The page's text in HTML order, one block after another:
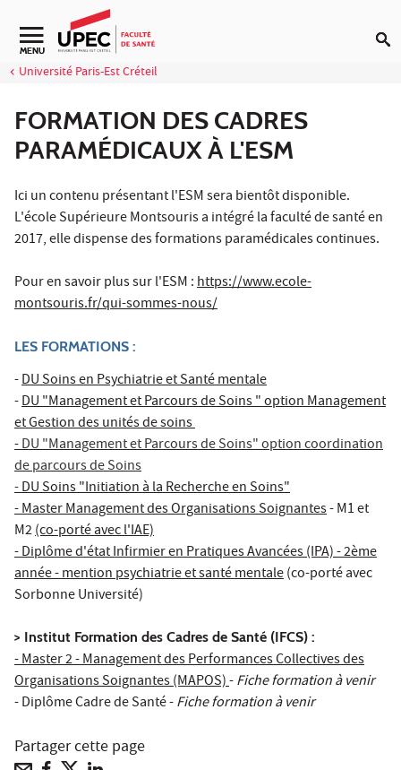
Aller au contenu
Navigation secondaire
MENU
Université Paris-Est Créteil
FORMATION DES CADRES
PARAMÉDICAUX À L'ESM
Ici un contenu présentant l'ESM sera bientôt disponible.
L'école Supérieure Montsouris a intégré la faculté de santé en
2017, elle dispense des formations paramédicales continues.
Pour en savoir plus sur l'ESM :https://www.ecole-
montsouris.fr/qui-sommes-nous/
LES FORMATIONS :
-DU Soins en Psychiatrie et Santé mentale
-DU "Management et Parcours de Soins " option Management
et Gestion des unités de soins
-DU "Management et Parcours de Soins" option coordination
de parcours de Soins
-DU Soins "Initiation à la Recherche en Soins"
- Master Management des Organisations Soignantes- M1 et
M2(co-porté avec l'IAE)
- Diplôme d'état Infirmier en Pratiques Avancées (IPA) - 2ème
année - mention psychiatrie et santé mentale(co-porté avec
Sorbonne Université)
> Institut Formation des Cadres de Santé (IFCS) :
- Master 2 - Management des Performances Collectives des
Organisations Soignantes (MAPOS)-Fiche formation à venir
- Diplôme Cadre de Santé -Fiche formation à venir
Partager cette page